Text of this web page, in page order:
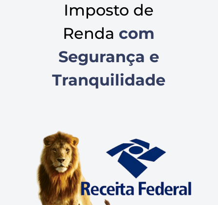
Imposto de
Renda com
Segurança e
Tranquilidade